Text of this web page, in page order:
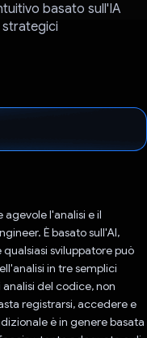
basato sull'IA
l'analisi e il
È basato sull'AI,
sviluppatore può
in tre semplici
del codice, non
registrarsi, accedere e
è in genere basata